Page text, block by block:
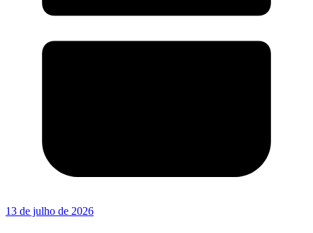
13 de julho de 2026